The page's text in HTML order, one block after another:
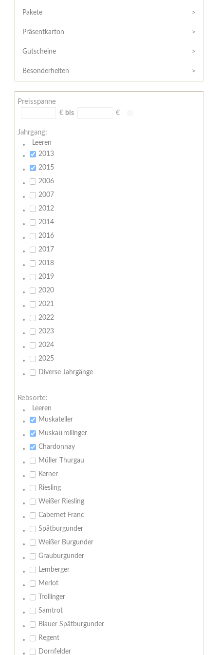
/
Widerrufsformular
AGB
Zahlungsbedingungen
Meine
Pakete
Präsentkarton
Gutscheine
Besonderheiten
Preisspanne
€ bis €
Jahrgang:
Leeren
2013
2015
2006
2007
2012
2014
2016
2017
2018
2019
2020
2021
2022
2023
2024
2025
Diverse Jahrgänge
Rebsorte:
Leeren
Muskateller
Muskattrollinger
Chardonnay
Müller Thurgau
Kerner
Riesling
Weißer Riesling
Cabernet Franc
Spätburgunder
Weißer Burgunder
Grauburgunder
Lemberger
Merlot
Trollinger
Samtrot
Blauer Spätburgunder
Regent
Dornfelder